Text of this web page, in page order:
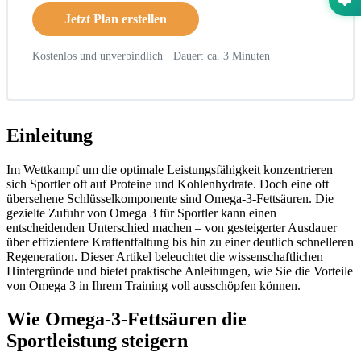
Jetzt Plan erstellen
Kostenlos und unverbindlich · Dauer: ca. 3 Minuten
Einleitung
Im Wettkampf um die optimale Leistungsfähigkeit konzentrieren
sich Sportler oft auf Proteine und Kohlenhydrate. Doch eine oft
übersehene Schlüsselkomponente sind Omega-3-Fettsäuren. Die
gezielte Zufuhr von Omega 3 für Sportler kann einen
entscheidenden Unterschied machen – von gesteigerter Ausdauer
über effizientere Kraftentfaltung bis hin zu einer deutlich schnelleren
Regeneration. Dieser Artikel beleuchtet die wissenschaftlichen
Hintergründe und bietet praktische Anleitungen, wie Sie die Vorteile
von Omega 3 in Ihrem Training voll ausschöpfen können.
Wie Omega-3-Fettsäuren die
Sportleistung steigern